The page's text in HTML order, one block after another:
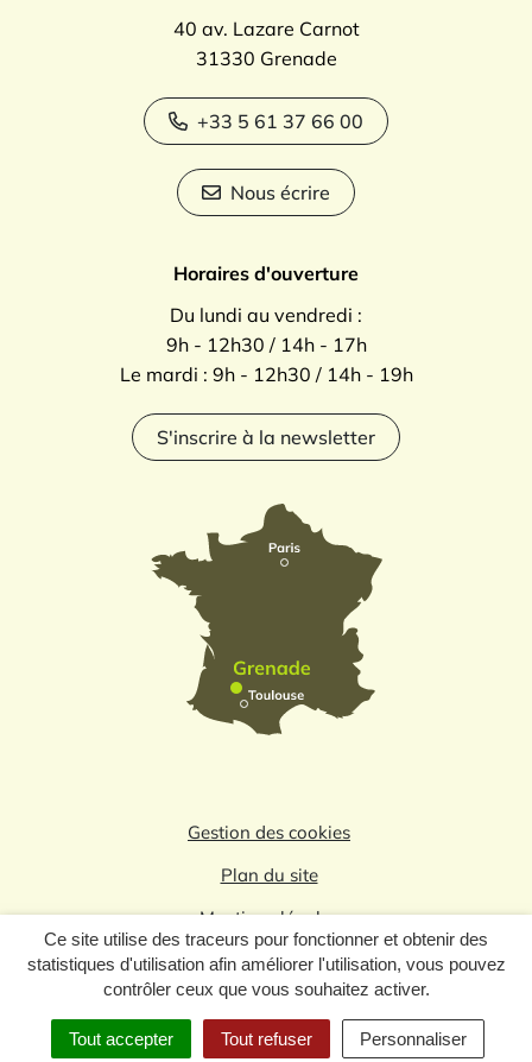
Ce site utilise des traceurs pour fonctionner et obtenir des
statistiques d'utilisation afin améliorer l'utilisation, vous pouvez
contrôler ceux que vous souhaitez activer.
Tout accepter Tout refuser Personnaliser
Logo du label
40 av. Lazare Carnot
31330 Grenade
+33 5 61 37 66 00
Nous écrire
Horaires d'ouverture
Du lundi au vendredi :
9h - 12h30 / 14h - 17h
Le mardi : 9h - 12h30 / 14h - 19h
S'inscrire à la newsletter
Gestion des cookies
Plan du site
Mentions légales
Politique de confidentialité